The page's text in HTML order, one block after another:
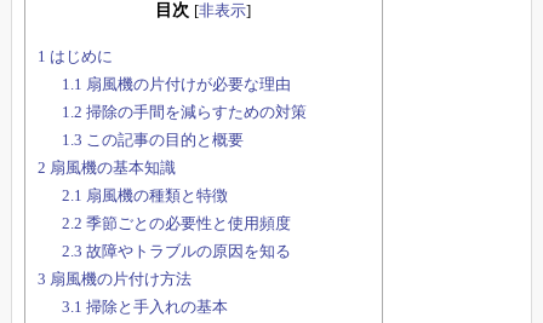
目次 [非表示]
1 はじめに
1.1 扇風機の片付けが必要な理由
1.2 掃除の手間を減らすための対策
1.3 この記事の目的と概要
2 扇風機の基本知識
2.1 扇風機の種類と特徴
2.2 季節ごとの必要性と使用頻度
2.3 故障やトラブルの原因を知る
3 扇風機の片付け方法
3.1 掃除と手入れの基本